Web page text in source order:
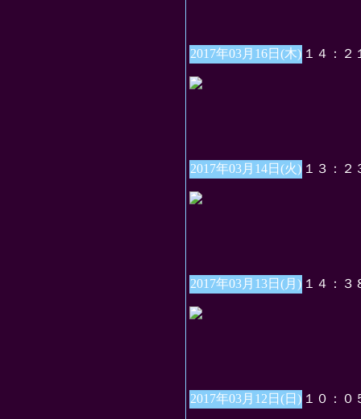
2017年03月16日(木) １４：２
2017年03月14日(火) １３：２
2017年03月13日(月) １４：３
2017年03月12日(日) １０：０